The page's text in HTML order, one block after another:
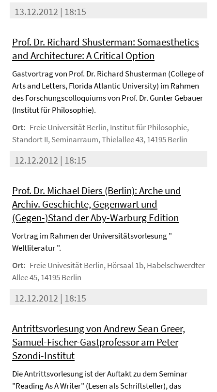
13.12.2012 | 18:15
Prof. Dr. Richard Shusterman: Somaesthetics
and Architecture: A Critical Option
Gastvortrag von Prof. Dr. Richard Shusterman (College of
Arts and Letters, Florida Atlantic University) im Rahmen
des Forschungscolloquiums von Prof. Dr. Gunter Gebauer
(Institut für Philosophie).
Ort: Freie Universität Berlin, Institut für Philosophie,
Standort II, Seminarraum, Thielallee 43, 14195 Berlin
12.12.2012 | 18:15
Prof. Dr. Michael Diers (Berlin): Arche und
Archiv. Geschichte, Gegenwart und
(Gegen-)Stand der Aby-Warburg Edition
Vortrag im Rahmen der Universitätsvorlesung "
Weltliteratur ".
Ort: Freie Univesität Berlin, Hörsaal 1b, Habelschwerdter
Allee 45, 14195 Berlin
12.12.2012 | 18:15
Antrittsvorlesung von Andrew Sean Greer,
Samuel-Fischer-Gastprofessor am Peter
Szondi-Institut
Die Antrittsvorlesung ist der Auftakt zu dem Seminar
"Reading As A Writer" (Lesen als Schriftsteller), das